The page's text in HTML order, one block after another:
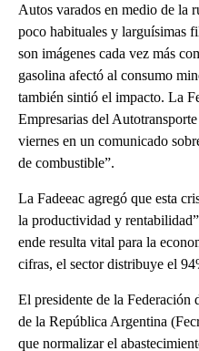
Autos varados en medio de la
poco habituales y larguísimas
son imágenes cada vez más
gasolina afectó al consumo
también sintió el impacto. La
Empresarias del
viernes en un comunicado
de combustible”.
La Fadeeac agregó que esta
la productividad y
ende resulta vital para la
cifras, el sector distribuye el
El presidente de la Federación
de la República Argentina
que normalizar el